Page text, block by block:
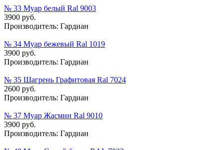
№ 33 Муар белый Ral 9003
3900 руб.
Производитель: Гардиан
№ 34 Муар бежевый Ral 1019
3900 руб.
Производитель: Гардиан
№ 35 Шагрень Графитовая Ral 7024
2600 руб.
Производитель: Гардиан
№ 37 Муар Жасмин Ral 9010
3900 руб.
Производитель: Гардиан